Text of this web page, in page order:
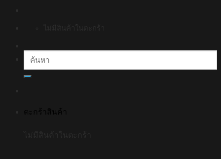
ค้นหา:
ตะกร้าสินค้า